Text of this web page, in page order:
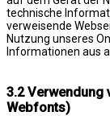
technische
verweisende
Nutzung unseres
Informationen aus
3.2 Verwendung
Webfonts)